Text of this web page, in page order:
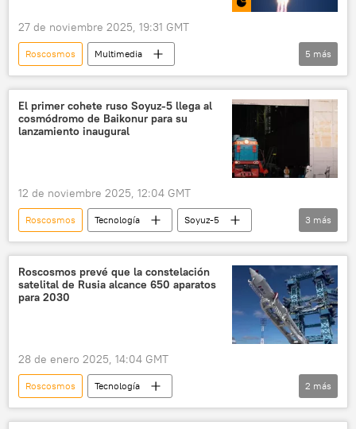
27 de noviembre 2025, 19:31 GMT
Roscosmos
Multimedia
Estación Espacial Internacional (EEI)
espacio
📊 Infografía
Soyuz-2.1a
🚀 Conquista espacial
5 más
El primer cohete ruso Soyuz-5 llega al
cosmódromo de Baikonur para su
lanzamiento inaugural
12 de noviembre 2025, 12:04 GMT
Roscosmos Tecnología
Soyuz-5
Baikonur
espacio
🚀 Conquista espacial
3 más
Roscosmos prevé que la constelación
satelital de Rusia alcance 650 aparatos
para 2030
28 de enero 2025, 14:04 GMT
Roscosmos
Tecnología
🚀 Conquista espacial
Rusia
2 más